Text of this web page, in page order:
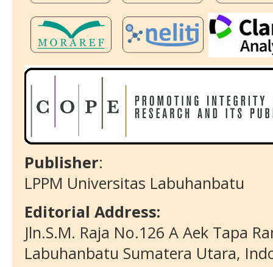
Publisher:
LPPM Universitas Labuhanbatu
Editorial Address:
Jln.S.M. Raja No.126 A Aek Tapa
Labuhanbatu Sumatera Utara,